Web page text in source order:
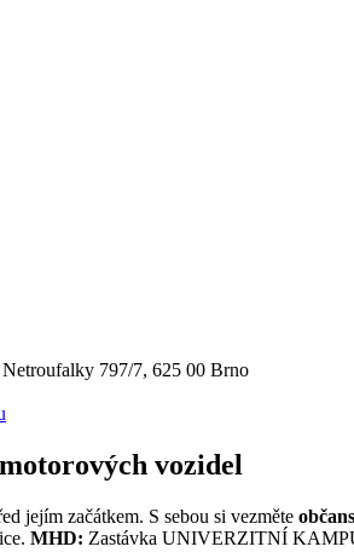
797/7, 625 00 Brno
vozidel
jejím začátkem. S sebou si vezměte
MHD: Zastávka UNIVERZITNÍ